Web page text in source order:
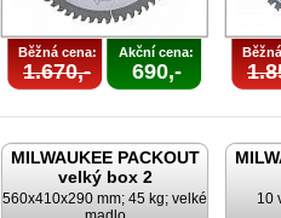
Běžná cena:
1.670,-
Akční cena:
690,-
MILWAUKEE PACKOUT
velký box 2
560x410x290 mm; 45 kg; velké
10